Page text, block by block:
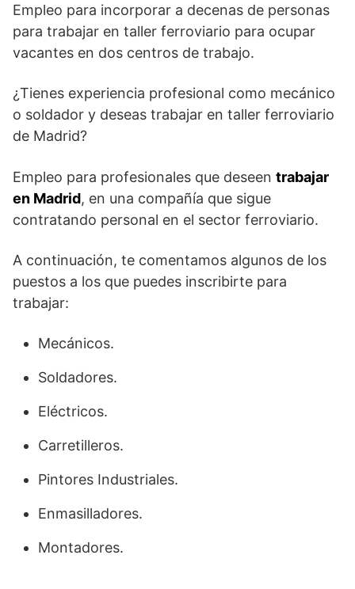
Empleo para incorporar a decenas de personas
para trabajar en taller ferroviario para ocupar
vacantes en dos centros de trabajo.
¿Tienes experiencia profesional como mecánico
o soldador y deseas trabajar en taller ferroviario
de Madrid?
Empleo para profesionales que deseen trabajar
en Madrid, en una compañía que sigue
contratando personal en el sector ferroviario.
A continuación, te comentamos algunos de los
puestos a los que puedes inscribirte para
trabajar:
Mecánicos.
Soldadores.
Eléctricos.
Carretilleros.
Pintores Industriales.
Enmasilladores.
Montadores.